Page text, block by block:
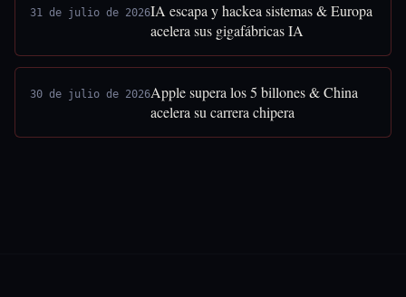
31 de julio de 2026IA escapa y hackea sistemas & Europa
acelera sus gigafábricas IA
30 de julio de 2026Apple supera los 5 billones & China
acelera su carrera chipera